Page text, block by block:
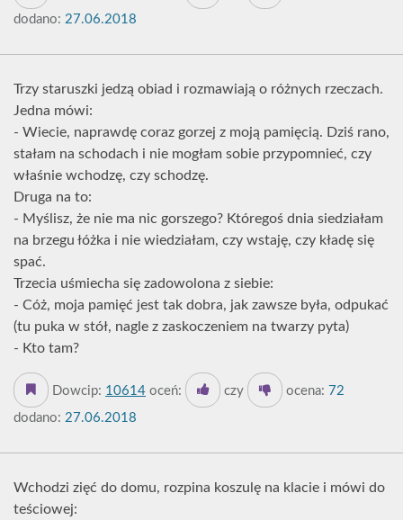
dodano: 27.06.2018
Trzy staruszki jedzą obiad i rozmawiają o różnych rzeczach.
Jedna mówi:
- Wiecie, naprawdę coraz gorzej z moją pamięcią. Dziś rano,
stałam na schodach i nie mogłam sobie przypomnieć, czy
właśnie wchodzę, czy schodzę.
Druga na to:
- Myślisz, że nie ma nic gorszego? Któregoś dnia siedziałam
na brzegu łóżka i nie wiedziałam, czy wstaję, czy kładę się
spać.
Trzecia uśmiecha się zadowolona z siebie:
- Cóż, moja pamięć jest tak dobra, jak zawsze była, odpukać
(tu puka w stół, nagle z zaskoczeniem na twarzy pyta)
- Kto tam?
Dowcip: 10614 oceń: czy ocena: 72
dodano: 27.06.2018
Wchodzi zięć do domu, rozpina koszulę na klacie i mówi do
teściowej: